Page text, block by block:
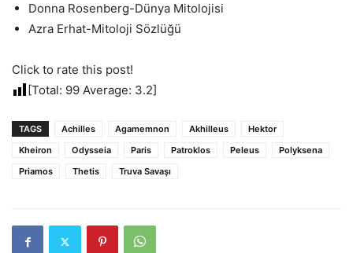
Donna Rosenberg-Dünya Mitolojisi
Azra Erhat-Mitoloji Sözlüğü
Click to rate this post!
[Total: 99 Average: 3.2]
TAGS Achilles Agamemnon Akhilleus
Hektor
Kheiron
Odysseia Paris Patroklos Peleus
Polyksena
Priamos
Thetis Truva Savaşı